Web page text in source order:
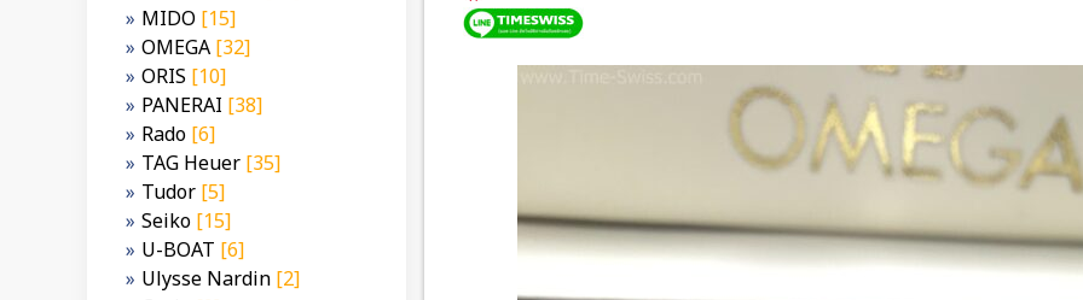
MIDO [15]
OMEGA [32]
ORIS [10]
PANERAI [38]
Rado [6]
TAG Heuer [35]
Tudor [5]
Seiko [15]
U-BOAT [6]
Ulysse Nardin [2]